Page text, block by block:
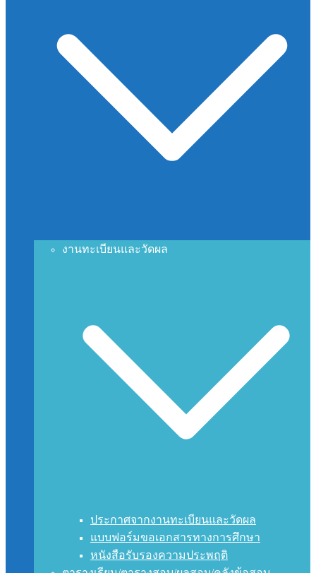
งานทะเบียนและวัดผล
ประกาศจากงานทะเบียนและวัดผล
แบบฟอร์มขอเอกสารทางการศึกษา
หนังสือรับรองความประพฤติ